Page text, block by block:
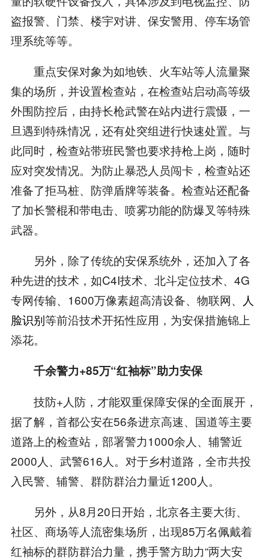
盗报警、门禁、楼宇对讲、保安警用、停车场管
理系统等等。
重点安保对象为如地铁、火车站等人流量聚
集的场所，并设置检查站，在检查站启动高等级
外围防控后，由持长枪武警在站内进行震慑，一
旦遇到特殊情况，还有处突组进行快速处置。与
此同时，检查站带班民警也要求持枪上岗，随时
应对突发情况。为防止暴恐人员闯卡，检查站还
准备了拒马桩、防弹盾牌等装备。检查站还配备
了加长警棍和带电击、喷雾功能的防爆叉等特殊
武器。
另外，除了传统的安保系统外，还加入了各
种先进的技术，如C4I技术、北斗定位技术、4G
专网传输、1600万像素超高清设备、物联网、
人
脸识别等前沿技术开拓性应用，为安保措施锦上
添花。
千余警力+85万“红袖标”助力安保
技防+人防，才能双重保障安保的全面展开，
据了解，首都公安在56条进京高速、国道等主要
道路上的检查站，部署警力1000余人、辅警近
2000人、武警616人。对于乡村道路，全市共投
入民警、辅警、群防群治力量近1200人。
另外，从8月20日开始，北京各主要大街、
社区、商场等人流密集场所，出现85万名佩戴着
红袖标的群防群治力量，携手警方助力“两大安